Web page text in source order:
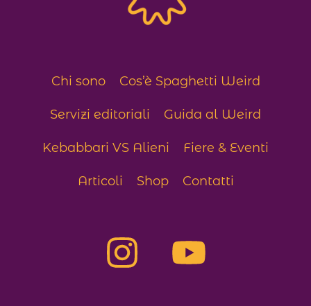
Chi sono Cos’è Spaghetti Weird
Servizi editoriali Guida al Weird
Kebabbari VS Alieni Fiere & Eventi
Articoli Shop Contatti